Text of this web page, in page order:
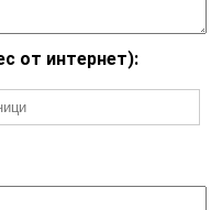
от интернет):